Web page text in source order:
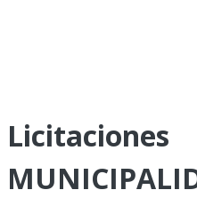
Licitaciones